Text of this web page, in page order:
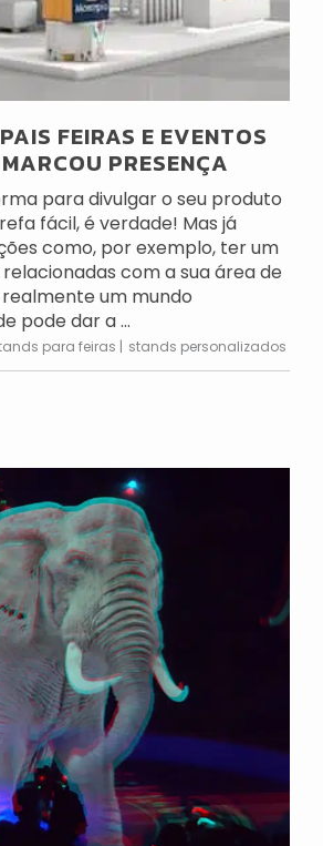
FEIRAS E EVENTOS
PRESENÇA
para divulgar o seu produto
fácil, é verdade! Mas já
como, por exemplo, ter um
com a sua área de
um mundo
pode dar a ...
para feiras stands personalizados